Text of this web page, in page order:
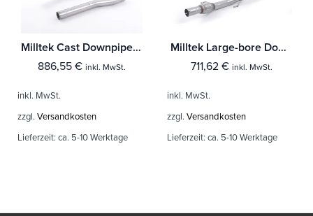
Milltek Cast Downpipe with Race Cat Skoda Octavia vRS 2.0T FSi
886,55 € inkl. MwSt.
inkl. MwSt.
zzgl. Versandkosten
Lieferzeit: ca. 5-10 Werktage
Milltek Large-bore Downpipe und De-cat Audi A1 1.4 TFSI S line 185PS S tronic
711,62 € inkl. MwSt.
inkl. MwSt.
zzgl. Versandkosten
Lieferzeit: ca. 5-10 Werktage